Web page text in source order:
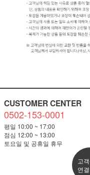
CUSTOMER CENTER
0502-153-0001
평일 10:00 ~ 17:00
점심 12:00 ~ 13:00
토요일 및 공휴일 휴무
고
연